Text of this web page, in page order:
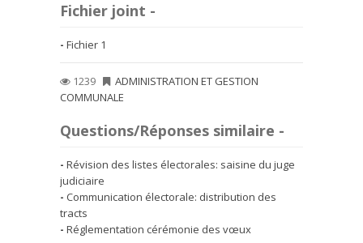
Fichier joint -
Fichier 1
1239
ADMINISTRATION ET GESTION
COMMUNALE
Questions/Réponses similaire -
Révision des listes électorales: saisine du juge
judiciaire
Communication électorale: distribution des
tracts
Réglementation cérémonie des vœux